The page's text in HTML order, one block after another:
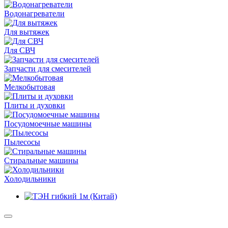
Водонагреватели
Для вытяжек
Для СВЧ
Запчасти для смесителей
Мелкобытовая
Плиты и духовки
Посудомоечные машины
Пылесосы
Стиральные машины
Холодильники